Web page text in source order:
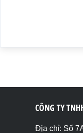
CÔNG TY
Địa chỉ: Số